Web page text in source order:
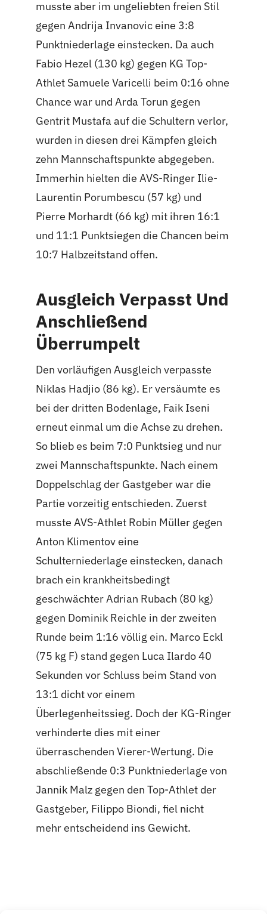
musste aber im ungeliebten freien Stil
gegen Andrija Invanovic eine 3:8
Punktniederlage einstecken. Da auch
Fabio Hezel (130 kg) gegen KG Top-
Athlet Samuele Varicelli beim 0:16 ohne
Chance war und Arda Torun gegen
Gentrit Mustafa auf die Schultern verlor,
wurden in diesen drei Kämpfen gleich
zehn Mannschaftspunkte abgegeben.
Immerhin hielten die AVS-Ringer Ilie-
Laurentin Porumbescu (57 kg) und
Pierre Morhardt (66 kg) mit ihren 16:1
und 11:1 Punktsiegen die Chancen beim
10:7 Halbzeitstand offen.
Ausgleich Verpasst Und
Anschließend
Überrumpelt
Den vorläufigen Ausgleich verpasste
Niklas Hadjio (86 kg). Er versäumte es
bei der dritten Bodenlage, Faik Iseni
erneut einmal um die Achse zu drehen.
So blieb es beim 7:0 Punktsieg und nur
zwei Mannschaftspunkte. Nach einem
Doppelschlag der Gastgeber war die
Partie vorzeitig entschieden. Zuerst
musste AVS-Athlet Robin Müller gegen
Anton Klimentov eine
Schulterniederlage einstecken, danach
brach ein krankheitsbedingt
geschwächter Adrian Rubach (80 kg)
gegen Dominik Reichle in der zweiten
Runde beim 1:16 völlig ein. Marco Eckl
(75 kg F) stand gegen Luca Ilardo 40
Sekunden vor Schluss beim Stand von
13:1 dicht vor einem
Überlegenheitssieg. Doch der KG-Ringer
verhinderte dies mit einer
überraschenden Vierer-Wertung. Die
abschließende 0:3 Punktniederlage von
Jannik Malz gegen den Top-Athlet der
Gastgeber, Filippo Biondi, fiel nicht
mehr entscheidend ins Gewicht.